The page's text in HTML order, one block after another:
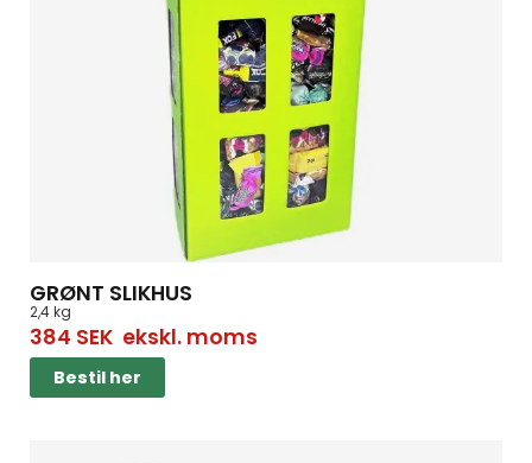
GRØNT SLIKHUS
2,4 kg
384 SEKekskl. moms
Bestil her